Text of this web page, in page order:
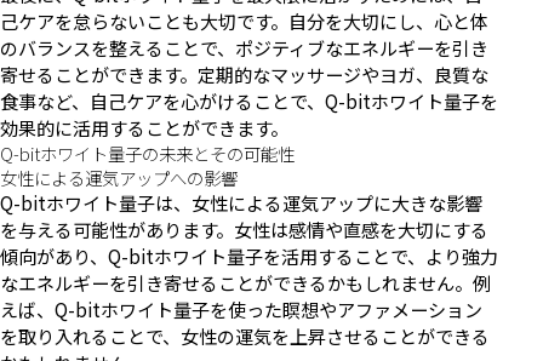
己ケアを怠らないことも大切です。自分を大切にし、心と体
のバランスを整えることで、ポジティブなエネルギーを引き
寄せることができます。定期的なマッサージやヨガ、良質な
食事など、自己ケアを心がけることで、Q-bitホワイト量子を
効果的に活用することができます。
Q-bitホワイト量子の未来とその可能性
女性による運気アップへの影響
Q-bitホワイト量子は、女性による運気アップに大きな影響
を与える可能性があります。女性は感情や直感を大切にする
傾向があり、Q-bitホワイト量子を活用することで、より強力
なエネルギーを引き寄せることができるかもしれません。例
えば、Q-bitホワイト量子を使った瞑想やアファメーション
を取り入れることで、女性の運気を上昇させることができる